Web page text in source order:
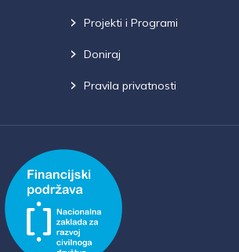
Projekti i Programi
Doniraj
Pravila privatnosti